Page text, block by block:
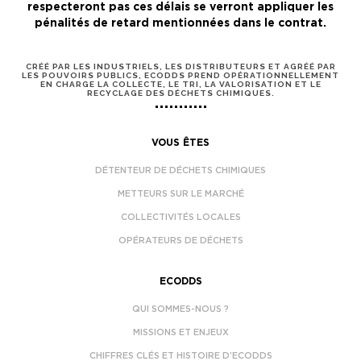
respecteront pas ces délais se verront appliquer les
pénalités de retard mentionnées dans le contrat.
CRÉÉ PAR LES INDUSTRIELS, LES DISTRIBUTEURS ET AGRÉÉ PAR
LES POUVOIRS PUBLICS, ECODDS PREND OPÉRATIONNELLEMENT
EN CHARGE LA COLLECTE, LE TRI, LA VALORISATION ET LE
RECYCLAGE DES DÉCHETS CHIMIQUES.
VOUS ÊTES
DÉTENTEUR DE DÉCHETS CHIMIQUES
METTEURS SUR LE MARCHÉ
COLLECTIVITÉS LOCALES
OPÉRATEURS DE DÉCHETS
ECODDS
QUI SOMMES-NOUS ?
MISSIONS ET ENJEUX
CHIFFRES CLÉS ET HISTOIRE D’ECODDS